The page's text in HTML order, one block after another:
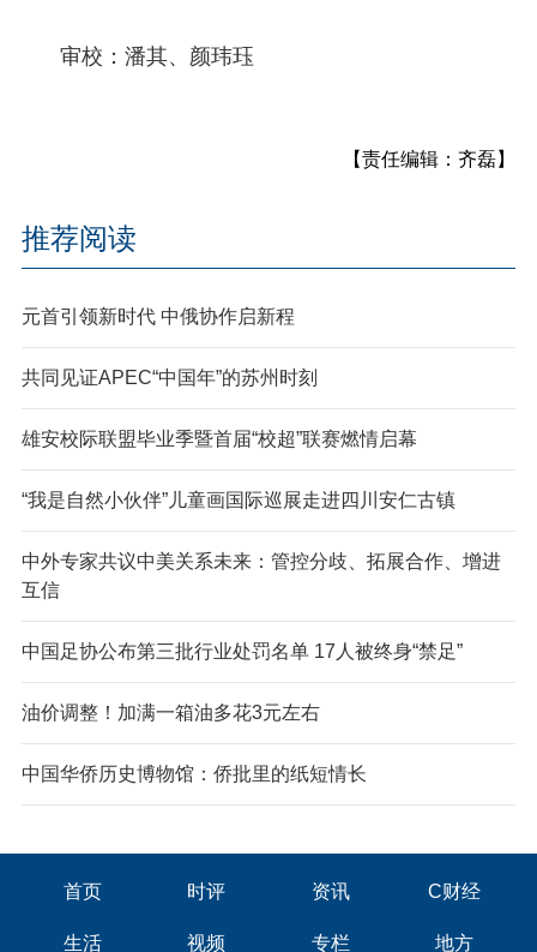
审校：潘其、颜玮珏
【责任编辑：齐磊】
推荐阅读
元首引领新时代 中俄协作启新程
共同见证APEC“中国年”的苏州时刻
雄安校际联盟毕业季暨首届“校超”联赛燃情启幕
“我是自然小伙伴”儿童画国际巡展走进四川安仁古镇
中外专家共议中美关系未来：管控分歧、拓展合作、增进
互信
中国足协公布第三批行业处罚名单 17人被终身“禁足”
油价调整！加满一箱油多花3元左右
中国华侨历史博物馆：侨批里的纸短情长
首页 时评 资讯 C财经
生活 视频 专栏 地方